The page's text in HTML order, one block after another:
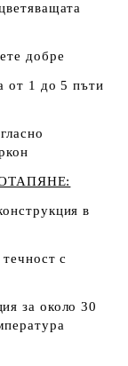
добре
от 1 до 5 пъти
в
с
за около 30